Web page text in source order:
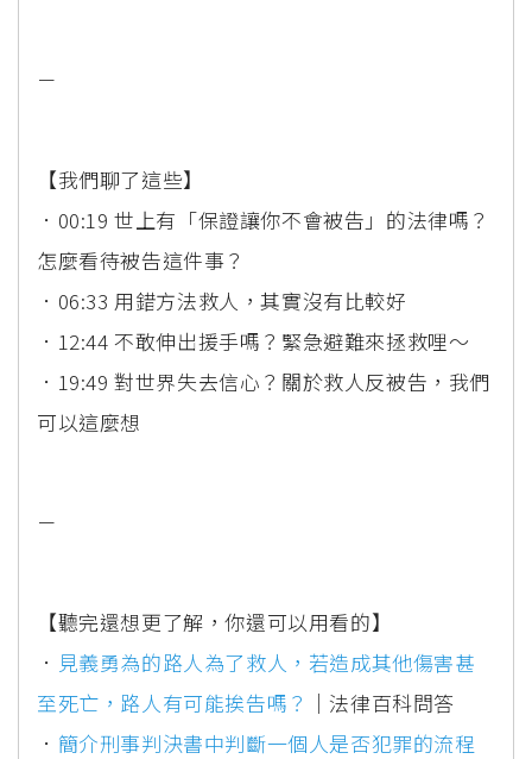
－
【我們聊了這些】
．00:19 世上有「保證讓你不會被告」的法律嗎？
怎麼看待被告這件事？
．06:33 用錯方法救人，其實沒有比較好
．12:44 不敢伸出援手嗎？緊急避難來拯救哩～
．19:49 對世界失去信心？關於救人反被告，我們
可以這麼想
－
【聽完還想更了解，你還可以用看的】
． 見義勇為的路人為了救人，若造成其他傷害甚
至死亡，路人有可能挨告嗎？ ｜法律百科問答
． 簡介刑事判決書中判斷一個人是否犯罪的流程